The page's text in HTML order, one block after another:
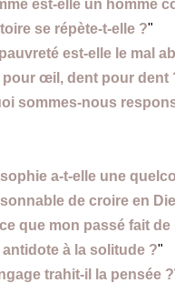
est-elle un homme
se répète-t-elle ?"
est-elle le mal
œil, dent pour dent
sommes-nous
a-t-elle une
de croire en
que mon passé fait de
à la solitude ?"
trahit-il la pensée ?